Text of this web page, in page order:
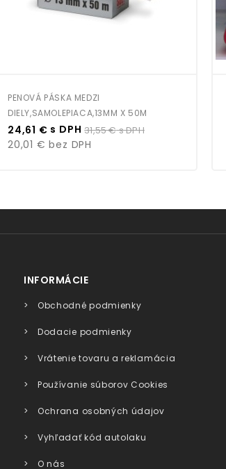
PENOVÁ PÁSKA MEDZI
DIELY,SAMOLEPIACA,13MM X 50M
Cena
24,61 € s DPH Bežná
cena
31,55 €s DPH
20,01 € bez DPH
INFORMÁCIE
Obchodné podmienky
Dodacie podmienky
Vrátenie tovaru a reklamácia
Používanie súborov Cookies
Ochrana osobných údajov
Vyhľadať kód autolaku
O nás